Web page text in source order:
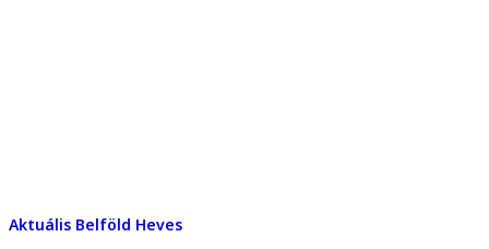
Aktuális Belföld Heves